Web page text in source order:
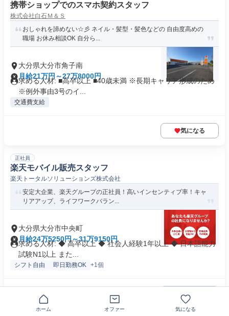
携帯ショップでのスマホ契約スタッフ
株式会社白石Ｍ＆Ｓ
おしゃれを諦めない☆彡 ネイル・髪型・髪色などの 自由度高めの
職場 お休み相談OK 自分ら...
大分県大分市角子南
月給21万円～27万8000円
求める人材: ■高卒以上 ■40歳未満 ※長期キャリア形成のため
※例外事由3号のイ...
交通費支給
気になる
正社員
楽天モバイル販売スタッフ
楽天トータルソリューションズ株式会社
安定大企業、楽天グループの正社員！高いインセンティブ率！キャ
リアアップ、ライフワークバラン...
大分県大分市中央町
月給24万5250円～31万9150円
求める人材: ◆ 高卒以上 ◆ 社会人経験1年以上 ◆ 日本語能力
試験N1以上 また...
シフト自由 即日勤務OK +1個
気になる
ホーム オファー 気になる